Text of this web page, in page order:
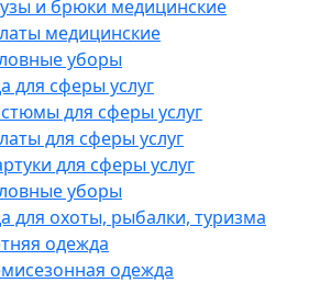
и брюки медицинские
медицинские
уборы
для сферы услуг
для сферы услуг
для сферы услуг
для сферы услуг
уборы
для охоты, рыбалки, туризма
одежда
одежда